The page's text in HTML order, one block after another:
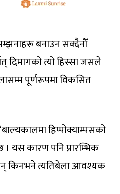
बनाउन सक्दैनौँ
दिमागको त्यो हिस्सा जसले
पूर्णरूपमा विकसित
हिप्पोक्याम्पसको
यस कारण पनि प्रारम्भिक
किनभने त्यतिबेला आवश्यक